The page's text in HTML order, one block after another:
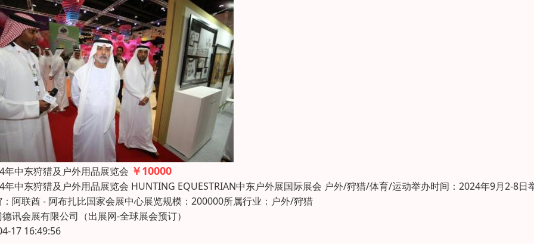
年中东狩猎及户外用品展览会 ￥10000
年中东狩猎及户外用品展览会 HUNTING EQUESTRIAN中东户外展国际展会 户外/狩猎/体育/运动举办时间：2024年9月2-8日
：阿联酋 - 阿布扎比国家会展中心展览规模：200000所属行业：户外/狩猎
讯会展有限公司（出展网-全球展会预订）
17 16:49:56